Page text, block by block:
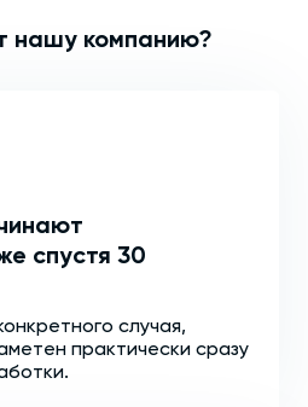
нашу компанию?
спустя 30
случая,
практически сразу